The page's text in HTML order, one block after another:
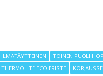
ILMATÄYTTEINEN TOINEN PUOLI
THERMOLITE ECO ERISTE